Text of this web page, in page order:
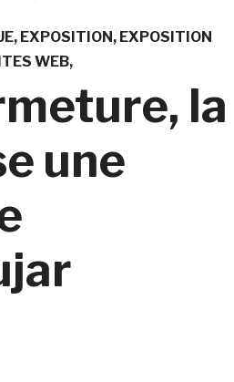
EXPOSITION EXPOSITION
WEB
la
une